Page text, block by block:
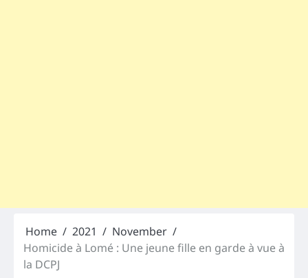
Home 2021
November
Homicide à Lomé : Une jeune fille en garde à vue à
la DCPJ